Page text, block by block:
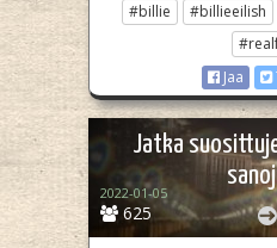
#billie #billieeilish
Jaa
Jatka
625
2022-01-05